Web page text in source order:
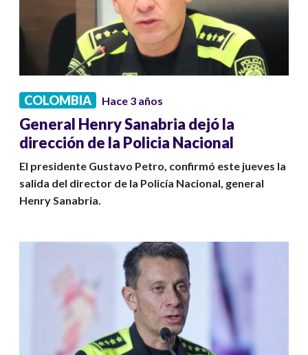
COLOMBIA Hace 3 años
General Henry Sanabria dejó la
dirección de la Policia Nacional
El presidente Gustavo Petro, confirmó este jueves la
salida del director de la Policía Nacional, general
Henry Sanabria.